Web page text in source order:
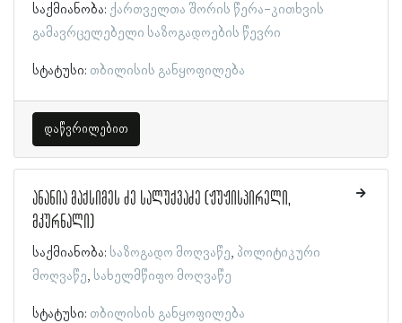
საქმიანობა: ქართველთა შორის წერა-კითხვის
გამავრცელებელი საზოგადოების წევრი
სტატუსი: თბილისის განყოფილება
დაწვრილებით
ანანია მაქსიმეს ძე სალუქვაძე (ჟუჟისპირელი,
მკურნალი)
საქმიანობა: საზოგადო მოღვაწე პოლიტიკური
მოღვაწე სახელმწიფო მოღვაწე
სტატუსი: თბილისის განყოფილება